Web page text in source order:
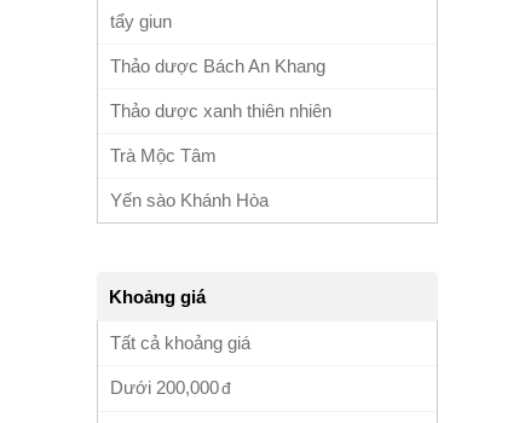
tẩy giun
Thảo dược Bách An Khang
Thảo dược xanh thiên nhiên
Trà Mộc Tâm
Yến sào Khánh Hòa
Khoảng giá
Tất cả khoảng giá
Dưới 200,000